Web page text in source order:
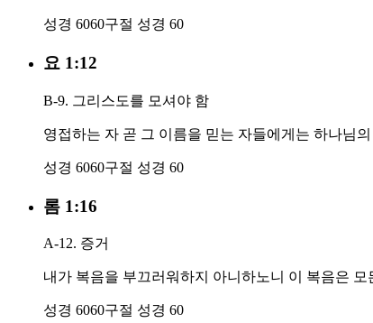
성경 6060구절 성경 60
요 1:12
B-9. 그리스도를 모셔야 함
영접하는 자 곧 그 이름을 믿는 자들에게는 하나님
성경 6060구절 성경 60
롬 1:16
A-12. 증거
내가 복음을 부끄러워하지 아니하노니 이 복음은
성경 6060구절 성경 60